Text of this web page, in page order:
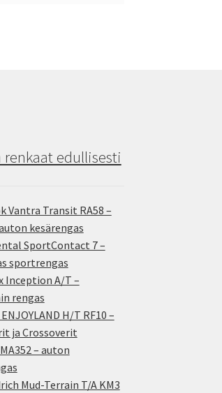
renkaat edullisesti
Vantra Transit RA58 –
kesärengas
SportContact 7 –
sportrengas
Inception A/T –
rengas
H/T RF10 –
ja Crossoverit
– auton
Mud-Terrain T/A KM3